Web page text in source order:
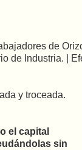
de
de Industria. |
y troceada.
el capital
sin